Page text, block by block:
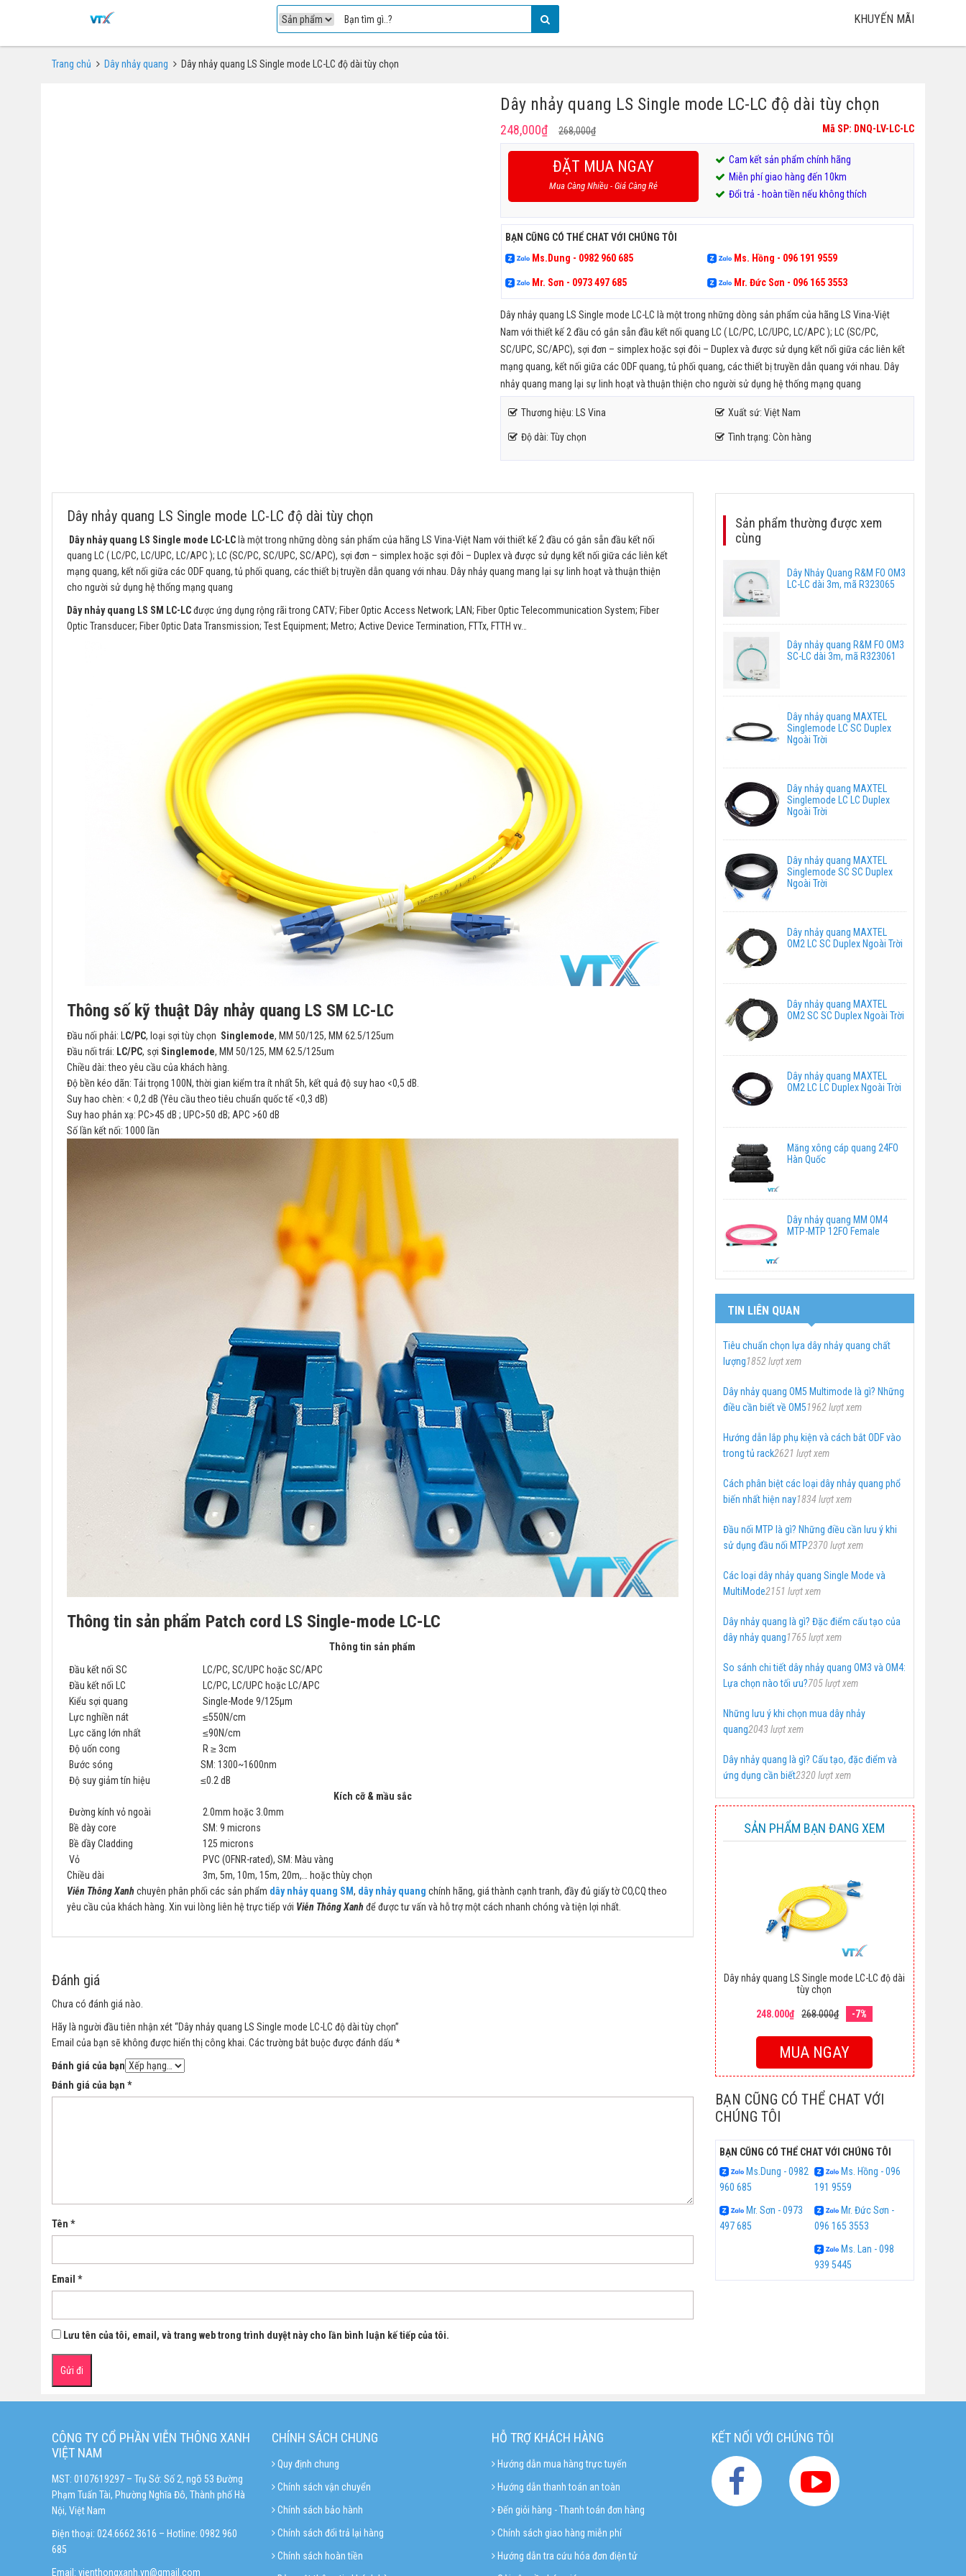
KHUYẾN MÃI
Trang chủ Dây nhảy quang Dây nhảy quang LS Single mode LC-LC độ dài tùy chọn
Dây nhảy quang LS Single mode LC-LC độ dài tùy chọn
268,000₫Giá
gốc
là:
268,000₫.
248,000₫
Giá
hiện
tại
là:
Mã SP: DNQ-LV-LC-LC
ĐẶT MUA NGAY
Mua Càng Nhiều - Giá Càng Rẻ
Cam kết sản phẩm chính hãng
Miễn phí giao hàng đến 10km
Đổi trả - hoàn tiền nếu không thích
BẠN CŨNG CÓ THỂ CHAT VỚI CHÚNG TÔI
Ms.Dung - 0982 960 685
Ms. Hồng - 096 191 9559
Mr. Sơn - 0973 497 685 Mr. Đức Sơn - 096 165 3553
Dây nhảy quang LS Single mode LC-LC là một trong những dòng sản phẩm của hãng LS Vina-Việt
Nam với thiết kế 2 đầu có gắn sẵn đầu kết nối quang LC ( LC/PC, LC/UPC, LC/APC ); LC (SC/PC,
SC/UPC, SC/APC), sợi đơn – simplex hoặc sợi đôi – Duplex và được sử dụng kết nối giữa các liên kết
mạng quang, kết nối giữa các ODF quang, tủ phối quang, các thiết bị truyền dẫn quang với nhau. Dây
nhảy quang mang lại sự linh hoạt và thuận thiện cho người sử dụng hệ thống mạng quang
Thương hiệu: LS Vina Xuất sứ: Việt Nam
Độ dài: Tùy chọn Tình trạng: Còn hàng
Dây nhảy quang LS Single mode LC-LC độ dài tùy chọn
Dây nhảy quang LS Single mode LC-LC là một trong những dòng sản phẩm của hãng LS Vina-Việt Nam với thiết kế 2 đầu có gắn sẵn đầu kết nối
quang LC ( LC/PC, LC/UPC, LC/APC ); LC (SC/PC, SC/UPC, SC/APC), sợi đơn – simplex hoặc sợi đôi – Duplex và được sử dụng kết nối giữa các liên kết
mạng quang, kết nối giữa các ODF quang, tủ phối quang, các thiết bị truyền dẫn quang với nhau. Dây nhảy quang mang lại sự linh hoạt và thuận thiện
cho người sử dụng hệ thống mạng quang
Dây nhảy quang LS SM LC-LCđược ứng dụng rộng rãi trong CATV; Fiber Optic Access Network; LAN; Fiber Optic Telecommunication System; Fiber
Optic Transducer; Fiber 0ptic Data Transmission; Test Equipment; Metro; Active Device Termination, FTTx, FTTH vv…
Thông số kỹ thuật Dây nhảy quang LS SM LC-LC
Đầu nối phải: L C/PC, loại sợi tùy chọn Singlemode, MM 50/125, MM 62.5/125um
Đầu nối trái: LC/PC, sợi Singlemode, MM 50/125, MM 62.5/125um
Chiều dài: theo yêu cầu của khách hàng.
Độ bền kéo dãn: Tải trọng 100N, thời gian kiểm tra ít nhất 5h, kết quả độ suy hao <0,5 dB.
Suy hao chèn: < 0,2 dB (Yêu cầu theo tiêu chuẩn quốc tế <0,3 dB)
Suy hao phản xạ: PC>45 dB ; UPC>50 dB; APC >60 dB
Số lần kết nối: 1000 lần
Thông tin sản phẩm Patch cord LS Single-mode LC-LC
Thông tin sản phẩm
Đầu kết nối SC
LC/PC, SC/UPC hoặc SC/APC
Đầu kết nối LC
LC/PC, LC/UPC hoặc LC/APC
Kiểu sợi quang
Single-Mode 9/125µm
Lực nghiền nát
≤550N/cm
Lực căng lớn nhất
≤90N/cm
Độ uốn cong
R ≥ 3cm
Bước sóng
SM: 1300~1600nm
Độ suy giảm tín hiệu
≤0.2 dB
Kích cỡ & mầu sắc
Đường kính vỏ ngoài
2.0mm hoặc 3.0mm
Bề dày core
SM: 9 microns
Bề dầy Cladding
125 microns
Vỏ
PVC (OFNR-rated), SM: Màu vàng
Chiều dài
3m, 5m, 10m, 15m, 20m,… hoặc thùy chọn
Viễn Thông Xanh chuyên phân phối các sản phẩm dây nhảy quang SM, dây nhảy quang chính hãng, giá thành cạnh tranh, đầy đủ giấy tờ CO,CQ theo
yêu cầu của khách hàng. Xin vui lòng liên hệ trực tiếp với Viễn Thông Xanh để được tư vấn và hỗ trợ một cách nhanh chóng và tiện lợi nhất.
Đánh giá
Chưa có đánh giá nào.
Hãy là người đầu tiên nhận xét “Dây nhảy quang LS Single mode LC-LC độ dài tùy chọn”
Email của bạn sẽ không được hiển thị công khai. Các trường bắt buộc được đánh dấu *
Đánh giá của bạn
Đánh giá của bạn *
Tên *
Email *
Lưu tên của tôi, email, và trang web trong trình duyệt này cho lần bình luận kế tiếp của tôi.
Sản phẩm thường được xem
cùng
Dây Nhảy Quang R&M FO OM3
LC-LC dài 3m, mã R323065
Dây nhảy quang R&M FO OM3
SC-LC dài 3m, mã R323061
Dây nhảy quang MAXTEL
Singlemode LC SC Duplex
Ngoài Trời
Dây nhảy quang MAXTEL
Singlemode LC LC Duplex
Ngoài Trời
Dây nhảy quang MAXTEL
Singlemode SC SC Duplex
Ngoài Trời
Dây nhảy quang MAXTEL
OM2 LC SC Duplex Ngoài Trời
Dây nhảy quang MAXTEL
OM2 SC SC Duplex Ngoài Trời
Dây nhảy quang MAXTEL
OM2 LC LC Duplex Ngoài Trời
Măng xông cáp quang 24FO
Hàn Quốc
Dây nhảy quang MM OM4
MTP-MTP 12FO Female
TIN LIÊN QUAN
Tiêu chuẩn chọn lựa dây nhảy quang chất
lượng1852 lượt xem
Dây nhảy quang OM5 Multimode là gì? Những
điều cần biết về OM51962 lượt xem
Hướng dẫn lắp phụ kiện và cách bắt ODF vào
trong tủ rack2621 lượt xem
Cách phân biệt các loại dây nhảy quang phổ
biến nhất hiện nay1834 lượt xem
Đầu nối MTP là gì? Những điều cần lưu ý khi
sử dụng đầu nối MTP2370 lượt xem
Các loại dây nhảy quang Single Mode và
MultiMode2151 lượt xem
Dây nhảy quang là gì? Đặc điểm cấu tạo của
dây nhảy quang1765 lượt xem
So sánh chi tiết dây nhảy quang OM3 và OM4:
Lựa chọn nào tối ưu?705 lượt xem
Những lưu ý khi chọn mua dây nhảy
quang2043 lượt xem
Dây nhảy quang là gì? Cấu tạo, đặc điểm và
ứng dụng cần biết2320 lượt xem
SẢN PHẨM BẠN ĐANG XEM
Dây nhảy quang LS Single mode LC-LC độ dài
tùy chọn
248.000₫ 268.000₫ -7%
MUA NGAY
BẠN CŨNG CÓ THỂ CHAT VỚI
CHÚNG TÔI
BẠN CŨNG CÓ THỂ CHAT VỚI CHÚNG TÔI
Ms.Dung - 0982
960 685
Ms. Hồng - 096
191 9559
Mr. Sơn - 0973
497 685
Mr. Đức Sơn -
096 165 3553
Ms. Lan - 098
939 5445
CÔNG TY CỔ PHẦN VIỄN THÔNG XANH
VIỆT NAM
MST: 0107619297 – Trụ Sở: Số 2, ngõ 53 Đường
Phạm Tuấn Tài, Phường Nghĩa Đô, Thành phố Hà
Nội, Việt Nam
Điện thoại: 024.6662 3616 – Hotline: 0982 960
685
Email: vienthongxanh.vn@gmail.com
CHÍNH SÁCH CHUNG
Quy định chung
Chính sách vận chuyển
Chính sách bảo hành
Chính sách đổi trả lại hàng
Chính sách hoàn tiền
HỖ TRỢ KHÁCH HÀNG
Hướng dẫn mua hàng trực tuyến
Hướng dẫn thanh toán an toàn
Đến giỏi hàng - Thanh toán đơn hàng
Chính sách giao hàng miễn phí
Hướng dẫn tra cứu hóa đơn điện tử
KẾT NỐI VỚI CHÚNG TÔI